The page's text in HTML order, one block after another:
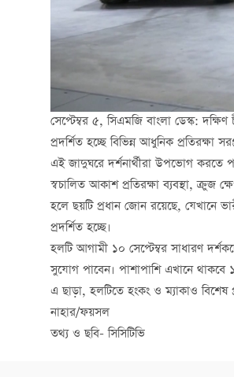
সেপ্টেম্বর ৫, সিএমজি বাংলা ডেস্ক:
প্রদর্শিত হচ্ছে বিভিন্ন আধুনিক প্রতিরক্ষা
এই জাদুঘরে দর্শনার্থীরা উপভোগ করতে
স্বচালিত আকাশ প্রতিরক্ষা ব্যবস্থা, ক্রুজ
হলে ছয়টি প্রধান জোন রয়েছে, যেখানে
প্রদর্শিত হচ্ছে।
হলটি আগামী ১০ সেপ্টেম্বর সাধারণ
সুযোগ পাবেন। পাশাপাশি এখানে থাকবে
এ ছাড়া, হলটিতে হংকং ও ম্যাকাও
নাহার/ফয়সল
তথ্য ও ছবি- সিসিটিভি